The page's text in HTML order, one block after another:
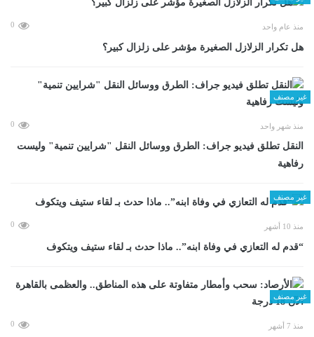
منذ عام واحد 0
هل تكرار الزلازل الصغيرة مؤشر على زلزال كبير؟
غير مصنف
منذ شهر واحد 0
​النقل تطلق فيديو جراف: الطرق ووسائل النقل "شرايين تنمية" وليست
رفاهية
غير مصنف
منذ 10 أشهر 0
“قدم له التعازي في وفاة ابنه”.. ماذا حدث بـ لقاء ستيف ويتكوف
غير مصنف
منذ 7 أشهر 0